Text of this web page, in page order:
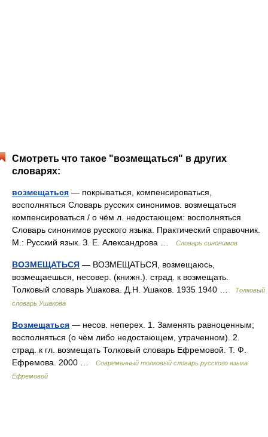
Смотреть что такое "возмещаться" в других
словарях:
возмещаться — покрываться, компенсироваться,
восполняться Словарь русских синонимов. возмещаться
компенсироваться / о чём л. недостающем: восполняться
Словарь синонимов русского языка. Практический справочник.
М.: Русский язык. З. Е. Александрова …
Словарь синонимов
ВОЗМЕЩАТЬСЯ — ВОЗМЕЩАТЬСЯ, возмещаюсь,
возмещаешься, несовер. (книжн.). страд. к возмещать.
Толковый словарь Ушакова. Д.Н. Ушаков. 1935 1940 …
Толковый
словарь Ушакова
Возмещаться — несов. неперех. 1. Заменять равноценным;
восполняться (о чём либо недостающем, утраченном). 2.
страд. к гл. возмещать Толковый словарь Ефремовой. Т. Ф.
Ефремова. 2000 …
Современный толковый словарь русского языка
Ефремовой